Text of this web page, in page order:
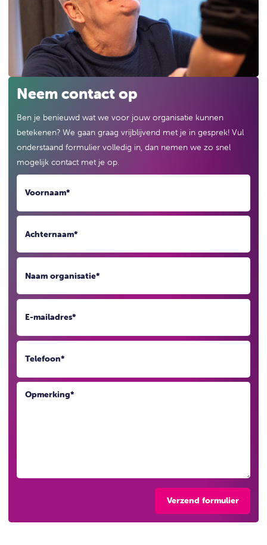
Neem contact op
Ben je benieuwd wat we voor jouw organisatie kunnen
betekenen? We gaan graag vrijblijvend met je in gesprek! Vul
onderstaand formulier volledig in, dan nemen we zo snel
mogelijk contact met je op.
Voornaam*
Achternaam*
Naam organisatie*
E-mailadres*
Telefoon*
Opmerking*
Verzend formulier